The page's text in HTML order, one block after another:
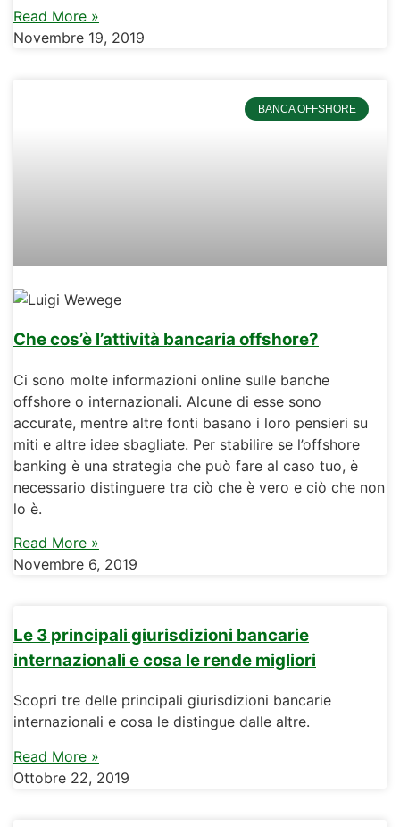
Read More »
Novembre 19, 2019
BANCA OFFSHORE
Che cos’è l’attività bancaria offshore?
Ci sono molte informazioni online sulle banche
offshore o internazionali. Alcune di esse sono
accurate, mentre altre fonti basano i loro pensieri su
miti e altre idee sbagliate. Per stabilire se l’offshore
banking è una strategia che può fare al caso tuo, è
necessario distinguere tra ciò che è vero e ciò che non
lo è.
Read More »
Novembre 6, 2019
Le 3 principali giurisdizioni bancarie
internazionali e cosa le rende migliori
Scopri tre delle principali giurisdizioni bancarie
internazionali e cosa le distingue dalle altre.
Read More »
Ottobre 22, 2019